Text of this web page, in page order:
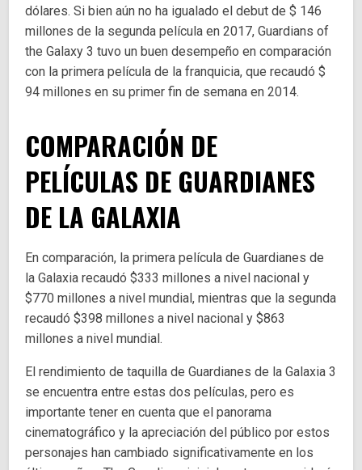
dólares. Si bien aún no ha igualado el debut de $ 146
millones de la segunda película en 2017, Guardians of
the Galaxy 3 tuvo un buen desempeño en comparación
con la primera película de la franquicia, que recaudó $
94 millones en su primer fin de semana en 2014.
COMPARACIÓN DE
PELÍCULAS DE GUARDIANES
DE LA GALAXIA
En comparación, la primera película de Guardianes de
la Galaxia recaudó $333 millones a nivel nacional y
$770 millones a nivel mundial, mientras que la segunda
recaudó $398 millones a nivel nacional y $863
millones a nivel mundial.
El rendimiento de taquilla de Guardianes de la Galaxia 3
se encuentra entre estas dos películas, pero es
importante tener en cuenta que el panorama
cinematográfico y la apreciación del público por estos
personajes han cambiado significativamente en los